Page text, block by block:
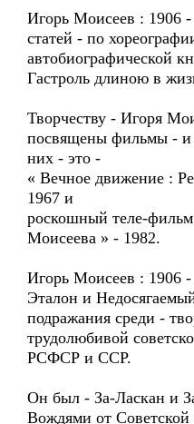
Игорь Моисеев : 1906
статей - по
автобиографической
Гастроль длиною в
Творчеству - Игоря
посвящены фильмы - и
них - это -
« Вечное движение :
1967 и
роскошный теле-
Моисеева » - 1982.
Игорь Моисеев : 1906
Эталон и
подражания среди -
трудолюбивой
РСФСР и ССР.
Он был - За-Ласкан и
Вождями от